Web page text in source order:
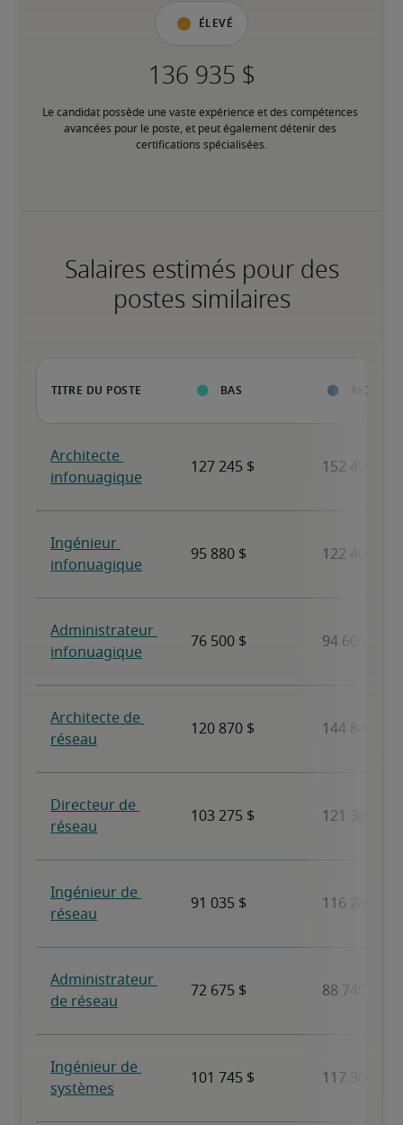
Élevé
Le candidat possède une vaste expérience et des compétences
avancées pour le poste, et peut également détenir des
certifications spécialisées.
Salaires estimés pour des
postes similaires